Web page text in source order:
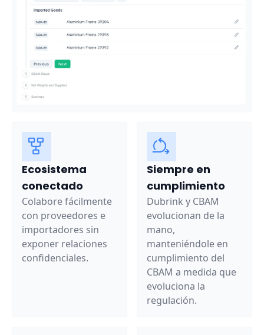
Ecosistema
conectado
Colabore fácilmente
con proveedores e
importadores sin
exponer relaciones
confidenciales.
Siempre en
cumplimiento
Dubrink y CBAM
evolucionan de la
mano,
manteniéndole en
cumplimiento del
CBAM a medida que
evoluciona la
regulación.